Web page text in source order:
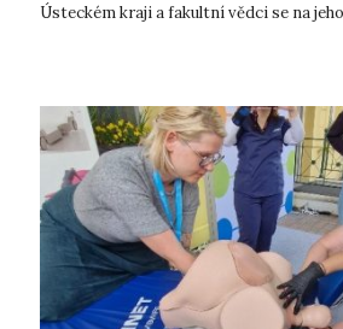
Ústeckém kraji a fakultní vědci se na